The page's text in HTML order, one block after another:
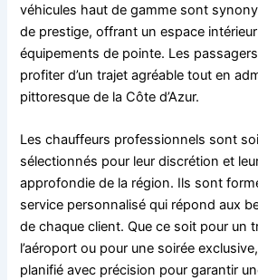
véhicules haut de gamme sont
de prestige, offrant un espace
équipements de pointe. Les
profiter d’un trajet agréable tout en
pittoresque de la Côte d’Azur.
Les chauffeurs professionnels sont
sélectionnés pour leur discrétion et
approfondie de la région. Ils sont
service personnalisé qui répond aux
de chaque client. Que ce soit pour un
l’aéroport ou pour une soirée
planifié avec précision pour garantir